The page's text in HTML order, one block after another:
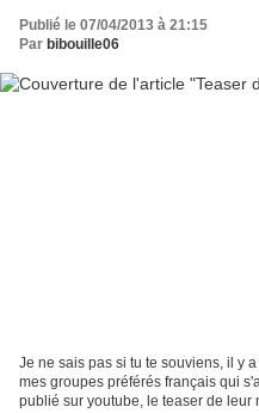
Publié le 07/04/2013 à 21:15
Par bibouille06
Je ne sais pas si tu te souviens, il y
mes groupes préférés français qui
publié sur youtube, le teaser de leur